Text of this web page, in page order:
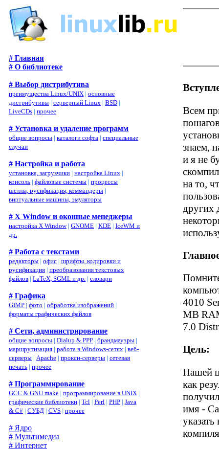
# Главная
# О библиотеке
# Выбор дистрибутива
преимущества Linux/UNIX | основные
дистрибутивы | серверный Linux | BSD |
LiveCDs | прочее
# Установка и удаление программ
общие вопросы | каталоги софта | специальные
случаи
# Настройка и работа
установка, загрузчики | настройка Linux |
консоль | файловые системы | процессы |
шеллы, русификация, коммандеры |
виртуальные машины, эмуляторы
# X Window и оконные менеджеры
настройка X Window| GNOME | KDE | IceWM и
др.
# Работа с текстами
редакторы | офис | шрифты, кодировки и
русификация | преобразования текстовых
файлов | LaTeX, SGML и др. | словари
# Графика
GIMP | фото | обработка изображений |
форматы графических файлов
# Сети, администрирование
общие вопросы | Dialup & PPP | брандмауэры |
маршрутизация | работа в Windows-сетях | веб-
серверы | Apache | прокси-серверы | сетевая
печать | прочее
# Программирование
GCC & GNU make | программирование в UNIX |
графические библиотеки | Tcl | Perl | PHP | Java
& C# | СУБД | CVS | прочее
# Ядро
# Мультимедиа
# Интернет
Всем
знаем,
и я не
на то,
других
4010
MB
7.0
Цель:
Нашей
как
имя -